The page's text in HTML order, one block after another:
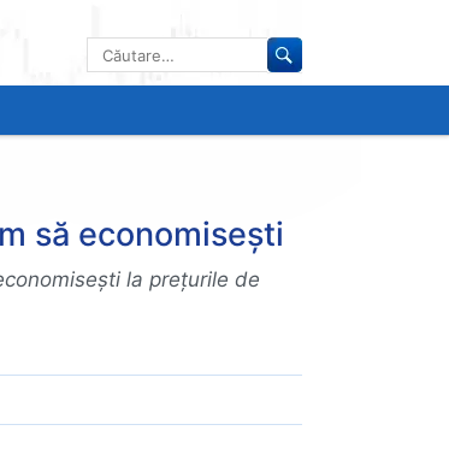
Caută
după:
să economisești
la prețurile de